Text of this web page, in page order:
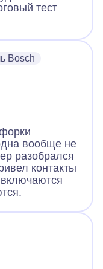
тест
Bosch
вообще не
разобрался
контакты